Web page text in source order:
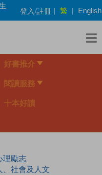
登入/註冊 | 繁 | English
好書推介
閱讀服務
十本好讀
理勵志
、社會及人文